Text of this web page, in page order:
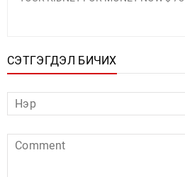
СЭТГЭГДЭЛ БИЧИХ